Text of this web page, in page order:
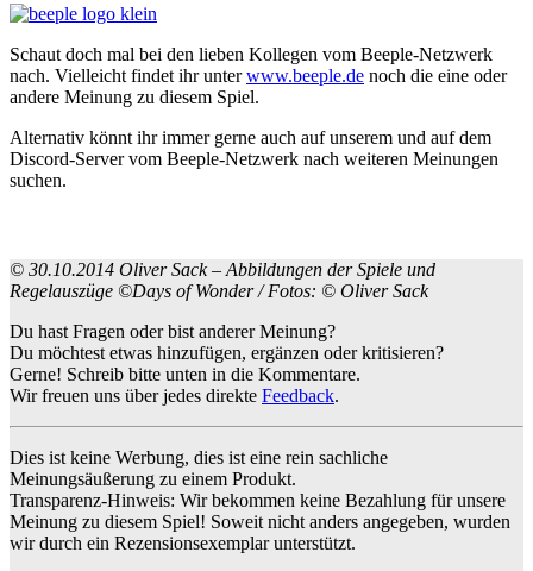
Schaut doch mal bei den lieben Kollegen vom Beeple-Netzwerk
nach. Vielleicht findet ihr unterwww.beeple.de noch die eine oder
andere Meinung zu diesem Spiel.
Alternativ könnt ihr immer gerne auch auf unserem und auf dem
Discord-Server vom Beeple-Netzwerk nach weiteren Meinungen
suchen.
© 30.10.2014 Oliver Sack – Abbildungen der Spiele und
Regelauszüge ©Days of Wonder / Fotos: © Oliver Sack
Du hast Fragen oder bist anderer Meinung?
Du möchtest etwas hinzufügen, ergänzen oder kritisieren?
Gerne! Schreib bitte unten in die Kommentare.
Wir freuen uns über jedes direkte Feedback.
Dies ist keine Werbung, dies ist eine rein sachliche
Meinungsäußerung zu einem Produkt.
Transparenz-Hinweis: Wir bekommen keine Bezahlung für unsere
Meinung zu diesem Spiel! Soweit nicht anders angegeben, wurden
wir durch ein Rezensionsexemplar unterstützt.